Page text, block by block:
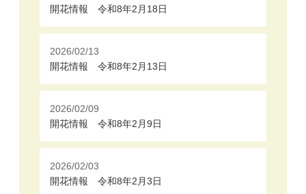
開花情報 令和8年2月18日
2026/02/13
開花情報 令和8年2月13日
2026/02/09
開花情報 令和8年2月9日
2026/02/03
開花情報 令和8年2月3日